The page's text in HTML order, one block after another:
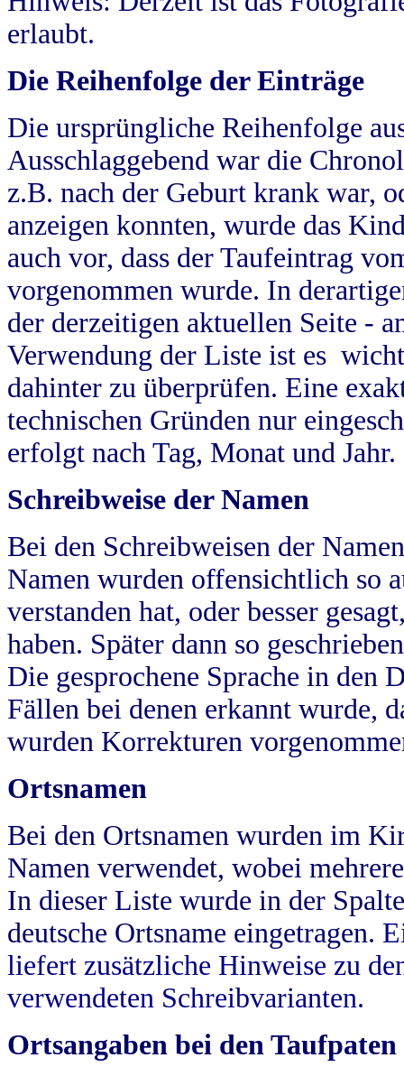
erlaubt.
Die Reihenfolge der Einträge
Die ursprüngliche Reihenfolge
Ausschlaggebend war die
z.B. nach der Geburt krank war,
anzeigen konnten, wurde das
auch vor, dass der Taufeintrag
vorgenommen wurde. In
der derzeitigen aktuellen Seite -
Verwendung der Liste ist es
dahinter zu überprüfen. Eine
technischen Gründen nur
erfolgt nach Tag, Monat und Jahr.
Schreibweise der Namen
Bei den Schreibweisen der
Namen wurden offensichtlich so
verstanden hat, oder besser
haben. Später dann so
Die gesprochene Sprache in
Fällen bei denen erkannt wurde,
wurden Korrekturen
Ortsnamen
Bei den Ortsnamen wurden im
Namen verwendet, wobei
In dieser Liste wurde in der
deutsche Ortsname eingetragen.
liefert zusätzliche Hinweise zu
verwendeten Schreibvarianten.
Ortsangaben bei den Taufpaten